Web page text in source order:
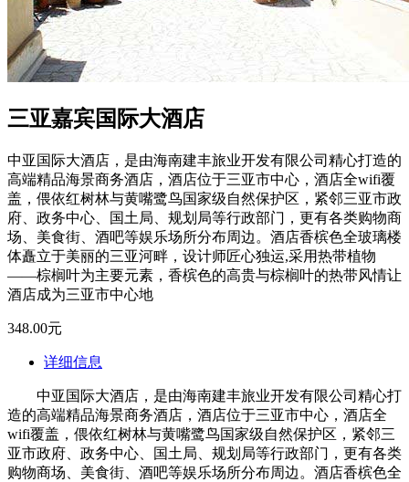
三亚嘉宾国际大酒店
中亚国际大酒店，是由海南建丰旅业开发有限公司精心打造的
高端精品海景商务酒店，酒店位于三亚市中心，酒店全wifi覆
盖，偎依红树林与黄嘴鹭鸟国家级自然保护区，紧邻三亚市政
府、政务中心、国土局、规划局等行政部门，更有各类购物商
场、美食街、酒吧等娱乐场所分布周边。酒店香槟色全玻璃楼
体矗立于美丽的三亚河畔，设计师匠心独运,采用热带植物
——棕榈叶为主要元素，香槟色的高贵与棕榈叶的热带风情让
酒店成为三亚市中心地
348.00元
详细信息
中亚国际大酒店，是由海南建丰旅业开发有限公司精心打
造的高端精品海景商务酒店，酒店位于三亚市中心，酒店全
wifi覆盖，偎依红树林与黄嘴鹭鸟国家级自然保护区，紧邻三
亚市政府、政务中心、国土局、规划局等行政部门，更有各类
购物商场、美食街、酒吧等娱乐场所分布周边。酒店香槟色全